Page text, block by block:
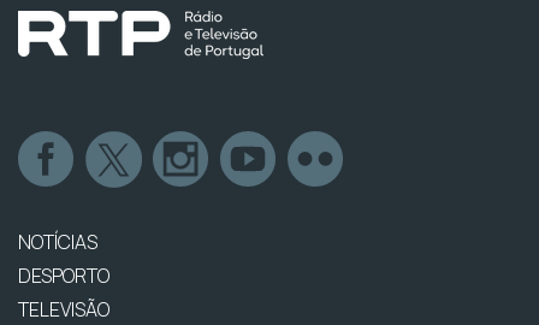
NOTÍCIAS
DESPORTO
TELEVISÃO